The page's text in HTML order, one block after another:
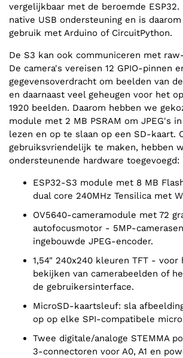
vergelijkbaar met de beroemde ESP32.
native USB ondersteuning en is
gebruik met Arduino of CircuitPython.
De S3 kan ook communiceren met
De camera's vereisen 12 GPIO-pinnen
gegevensoverdracht om beelden van
en daarnaast veel geheugen voor het
1920 beelden. Daarom hebben we
module met 2 MB PSRAM om JPEG's
lezen en op te slaan op een SD-kaart.
gebruiksvriendelijk te maken, hebben
ondersteunende hardware toegevoegd:
ESP32-S3 module met 8 MB Flash, 2 MB PSRAM -
dual core 240MHz Tensilica met
OV5640-cameramodule met 72 graden kijkhoek en
autofocusmotor - 5MP-
ingebouwde JPEG-encoder.
1,54" 240x240 kleuren TFT - voor het vooraf
bekijken van camerabeelden of
de gebruikersinterface.
MicroSD-kaartsleuf: sla afbeeldingen of animaties
op op elke SPI-compatibele
Twee digitale/analoge STEMMA poorten - JST PH-
3-connectoren voor A0, A1 en